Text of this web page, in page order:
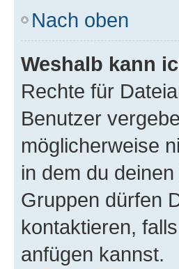
Nach oben
Weshalb kann
Rechte für
Benutzer
möglicherweise
in dem du
Gruppen dürfen
kontaktieren,
anfügen kannst.